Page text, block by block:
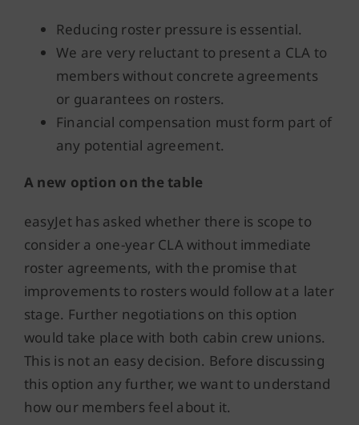
Reducing roster pressure is essential.
We are very reluctant to present a CLA to
members without concrete agreements
or guarantees on rosters.
Financial compensation must form part of
any potential agreement.
A new option on the table
easyJet has asked whether there is scope to
consider a one-year CLA without immediate
roster agreements, with the promise that
improvements to rosters would follow at a later
stage. Further negotiations on this option
would take place with both cabin crew unions.
This is not an easy decision. Before discussing
this option any further, we want to understand
how our members feel about it.